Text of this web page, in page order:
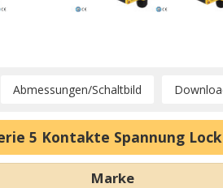
Abmessungen/Schaltbild
5 Kontakte Spannung
Marke